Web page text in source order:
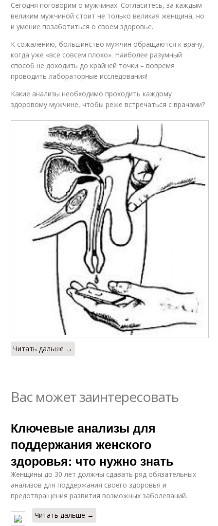
Сегодня поговорим о мужчинах. Согласитесь, за каждым
великим мужчиной стоит не только великая женщина, но
и умение позаботиться о своем здоровье.
К сожалению, большинство мужчин обращаются к врачу,
когда уже «все совсем плохо». Наиболее разумный
способ не доходить до крайней точки – вовремя
проводить лабораторные исследования!
Какие анализы необходимо проходить каждому
здоровому мужчине, чтобы реже встречаться с врачами?
Читать дальше →
Вас может заинтересовать
Ключевые анализы для
поддержания женского
здоровья: что нужно знать
Женщины до 30 лет должны сдавать ряд обязательных
анализов для поддержания своего здоровья и
предотвращения развития возможных заболеваний.
Читать дальше →